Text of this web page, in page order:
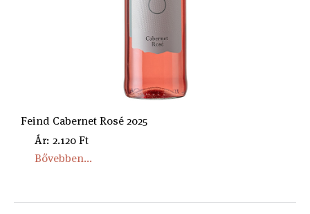
Feind Cabernet Rosé 2025
Ár: 2.120 Ft
Bővebben...